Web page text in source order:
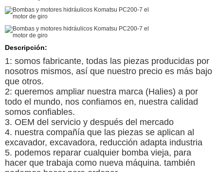
Descripción:
1: somos fabricante, todas las piezas producidas por
nosotros mismos, así que nuestro precio es más bajo
que otros.
2: queremos ampliar nuestra marca (Halies) a por
todo el mundo, nos confiamos en, nuestra calidad
somos confiables.
3. OEM del servicio y después del mercado
4. nuestra compañía que las piezas se aplican al
excavador, excavadora, reducción adapta industria
5. podemos reparar cualquier bomba vieja, para
hacer que trabaja como nueva máquina. también